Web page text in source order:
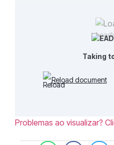
Taking
Reload document
Problemas ao visualizar?